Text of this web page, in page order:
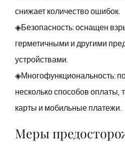
снижает количество ошибок.
◈Безопасность: оснащен
герметичными и другими
устройствами.
◈Многофункциональность:
несколько способов оплаты,
карты и мобильные платежи.
Меры